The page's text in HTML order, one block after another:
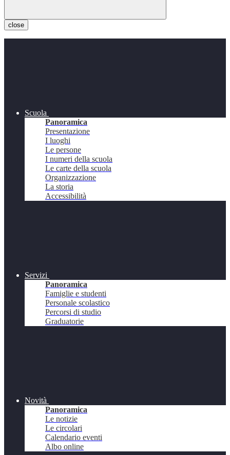
close
Scuola
Panoramica
Presentazione
I luoghi
Le persone
I numeri della scuola
Le carte della scuola
Organizzazione
La storia
Accessibilità
Servizi
Panoramica
Famiglie e studenti
Personale scolastico
Percorsi di studio
Graduatorie
Novità
Panoramica
Le notizie
Le circolari
Calendario eventi
Albo online